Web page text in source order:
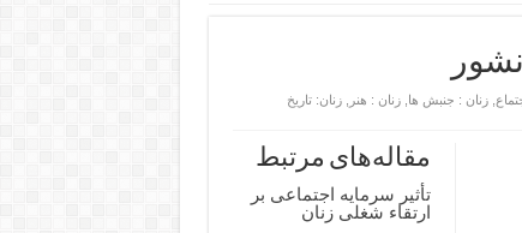
,زنان : جنبش ها ,زنان : هنر ,زنان: تاریخ
مقاله‌های مرتبط
تأثیر سرمایه اجتماعی بر
ارتقاء شغلی زنان